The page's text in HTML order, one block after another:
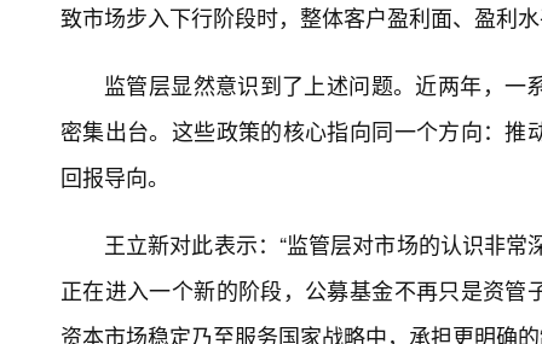
致市场步入下行阶段时，整体客户盈利面、盈利
监管层显然意识到了上述问题。近两年，
密集出台。这些政策的核心指向同一个方向：
回报导向。
王立新对此表示：“监管层对市场的认识非
正在进入一个新的阶段，公募基金不再只是资
资本市场稳定乃至服务国家战略中，承担更明确